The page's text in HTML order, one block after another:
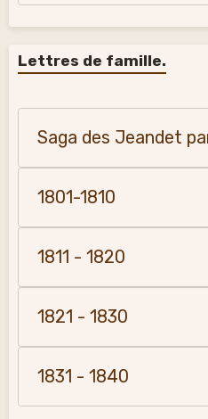
Lettres de famille.
Saga des Jeandet
1801-1810
1811 - 1820
1821 - 1830
1831 - 1840